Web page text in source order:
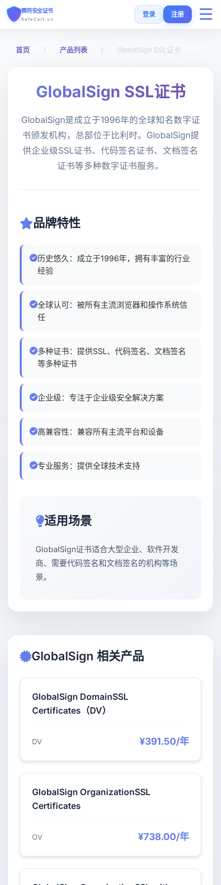
赛符安全证书
SafeCert.cn
登录 注册
首页
SSL安装指南
货币
登录
首页 / 产品列表 / GlobalSign SSL证书
GlobalSign SSL证书
GlobalSign是成立于1996年的全球知名数字证
书颁发机构，总部位于比利时。GlobalSign提
供企业级SSL证书、代码签名证书、文档签名
证书等多种数字证书服务。
品牌特性
历史悠久：成立于1996年，拥有丰富的行业
经验
全球认可：被所有主流浏览器和操作系统信
任
多种证书：提供SSL、代码签名、文档签名
等多种证书
企业级：专注于企业级安全解决方案
高兼容性：兼容所有主流平台和设备
专业服务：提供全球技术支持
适用场景
GlobalSign证书适合大型企业、软件开发
商、需要代码签名和文档签名的机构等场
景。
GlobalSign 相关产品
GlobalSign DomainSSL
Certificates（DV）
DV ¥391.50/年
GlobalSign OrganizationSSL
Certificates
OV ¥738.00/年